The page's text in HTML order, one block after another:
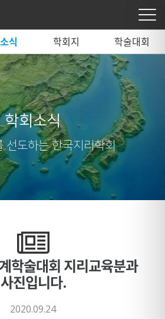
식 학회지 학술대회
학회소식
선도하는 한국지리학회
학술대회 지리교육분과
사진입니다.
2020.09.24